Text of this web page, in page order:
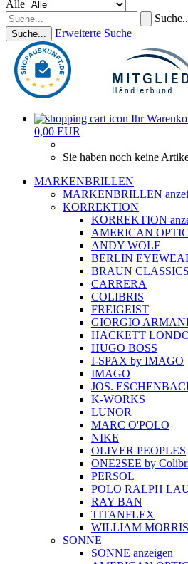
Alle
Suche... Erweiterte Suche
Ihr
0,00 EUR
Sie haben noch keine
MARKENBRILLEN
MARKENBRILLEN
KORREKTION
KORREKTION
AMERICAN
ANDY WOLF
BERLIN
BRAUN CLASSICS
CARRERA
COLIBRIS
FREIGEIST
GIORGIO
HACKETT
HUGO BOSS
I-SPAX by IMAGO
IMAGO
JOS.
K-WORKS
LUNOR
MARC O'POLO
NIKE
OLIVER PEOPLES
ONE2SEE by
PERSOL
POLO RALPH
RAY BAN
TITANFLEX
WILLIAM
SONNE
SONNE anzeigen